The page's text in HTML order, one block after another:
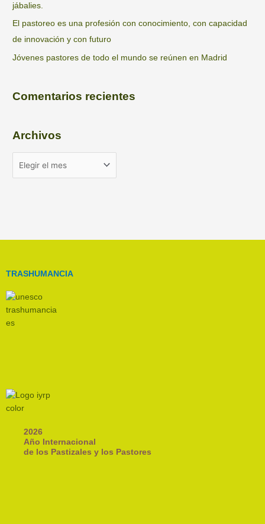
jábalies.
El pastoreo es una profesión con conocimiento, con capacidad
de innovación y con futuro
Jóvenes pastores de todo el mundo se reúnen en Madrid
Comentarios recientes
Archivos
TRASHUMANCIA
2026
Año Internacional
de los Pastizales y los Pastores